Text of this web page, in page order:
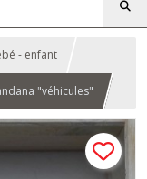
- enfant
"véhicules"